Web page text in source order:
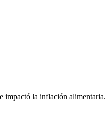
impactó la inflación alimentaria.